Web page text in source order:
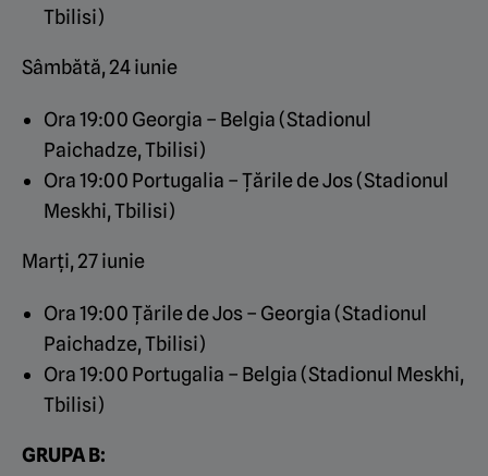
Tbilisi)
Sâmbătă, 24 iunie
Ora 19:00 Georgia – Belgia (Stadionul
Paichadze, Tbilisi)
Ora 19:00 Portugalia – Țările de Jos (Stadionul
Meskhi, Tbilisi)
Marți, 27 iunie
Ora 19:00 Țările de Jos – Georgia (Stadionul
Paichadze, Tbilisi)
Ora 19:00 Portugalia – Belgia (Stadionul Meskhi,
Tbilisi)
GRUPA B: